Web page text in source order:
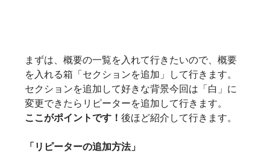
まずは、概要の一覧を入れて行きたいので、概要
を入れる箱「セクションを追加」して行きます。
セクションを追加して好きな背景今回は「白」に
変更できたらリピーターを追加して行きます。
ここがポイントです！ 後ほど紹介して行きます。
「リピーターの追加方法」